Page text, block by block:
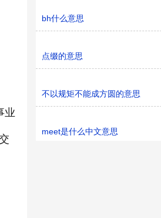
业
bh什么意思
点缀的意思
不以规矩不能成方圆的意思
meet是什么中文意思